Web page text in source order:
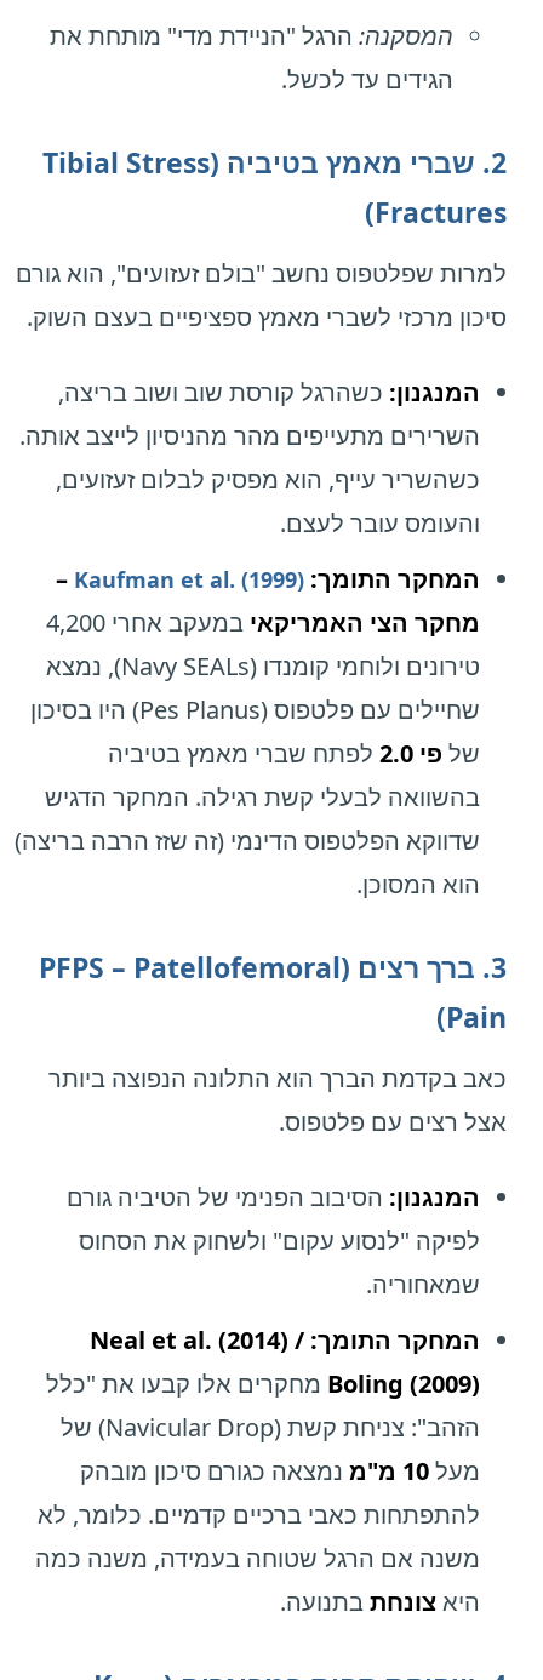
המסקנה: הרגל "הניידת מדי" מותחת את
הגידים עד לכשל.
2. שברי מאמץ בטיביה (Tibial Stress
Fractures)
למרות שפלטפוס נחשב "בולם זעזועים", הוא גורם
סיכון מרכזי לשברי מאמץ ספציפיים בעצם השוק.
המנגנון: כשהרגל קורסת שוב ושוב בריצה,
השרירים מתעייפים מהר מהניסיון לייצב אותה.
כשהשריר עייף, הוא מפסיק לבלום זעזועים,
והעומס עובר לעצם.
המחקר התומך: Kaufman et al. (1999)
–
מחקר הצי האמריקאי
במעקב אחרי 4,200
טירונים ולוחמי קומנדו (Navy SEALs), נמצא
שחיילים עם פלטפוס (Pes Planus) היו בסיכון
של פי 2.0
לפתח שברי מאמץ בטיביה
בהשוואה לבעלי קשת רגילה. המחקר הדגיש
שדווקא הפלטפוס הדינמי (זה שזז הרבה בריצה)
הוא המסוכן.
3. ברך רצים (PFPS – Patellofemoral
Pain)
כאב בקדמת הברך הוא התלונה הנפוצה ביותר
אצל רצים עם פלטפוס.
המנגנון: הסיבוב הפנימי של הטיביה גורם
לפיקה "לנסוע עקום" ולשחוק את הסחוס
שמאחוריה.
המחקר התומך: Neal et al. (2014) /
Boling (2009) מחקרים אלו קבעו את "כלל
הזהב": צניחת קשת (Navicular Drop) של
מעל10 מ"מ
נמצאה כגורם סיכון מובהק
להתפתחות כאבי ברכיים קדמיים. כלומר, לא
משנה אם הרגל שטוחה בעמידה, משנה כמה
היאצונחתבתנועה.